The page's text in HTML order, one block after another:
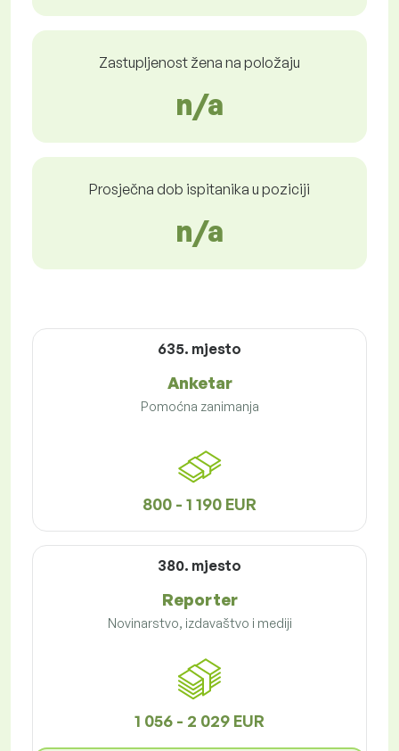
Zastupljenost žena na položaju
n/a
Prosječna dob ispitanika u poziciji
n/a
635. mjesto
Anketar
Pomoćna zanimanja
800 - 1 190 EUR
380. mjesto
Reporter
Novinarstvo, izdavaštvo i mediji
1 056 - 2 029 EUR